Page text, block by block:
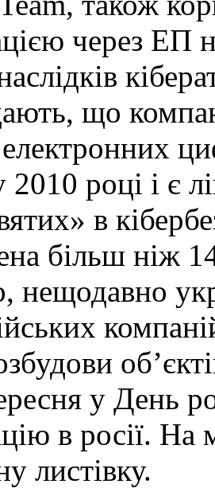
через ЕП
що
2010 році і є
в
​​більш ніж
нещодавно
у День
в росії. На
листівку.